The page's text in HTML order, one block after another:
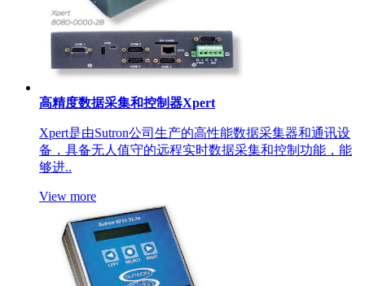
高精度数据采集和控制器Xpert
Xpert是由Sutron公司生产的高性能数据采集器和通讯设
备，具备无人值守的远程实时数据采集和控制功能，能
够进..
View more